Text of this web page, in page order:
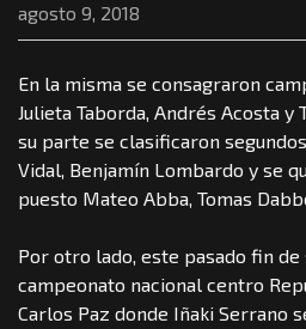
agosto 9, 2018
En la misma se consagraron
Julieta Taborda, Andrés Acosta y
su parte se clasificaron
Vidal, Benjamín Lombardo y se
puesto Mateo Abba, Tomas
Por otro lado, este pasado fin
campeonato nacional centro
Carlos Paz donde Iñaki Serrano